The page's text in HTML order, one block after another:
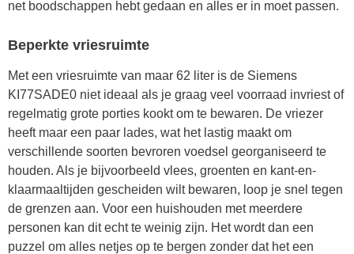
net boodschappen hebt gedaan en alles er in moet passen.
Beperkte vriesruimte
Met een vriesruimte van maar 62 liter is de Siemens
KI77SADE0 niet ideaal als je graag veel voorraad invriest of
regelmatig grote porties kookt om te bewaren. De vriezer
heeft maar een paar lades, wat het lastig maakt om
verschillende soorten bevroren voedsel georganiseerd te
houden. Als je bijvoorbeeld vlees, groenten en kant-en-
klaarmaaltijden gescheiden wilt bewaren, loop je snel tegen
de grenzen aan. Voor een huishouden met meerdere
personen kan dit echt te weinig zijn. Het wordt dan een
puzzel om alles netjes op te bergen zonder dat het een